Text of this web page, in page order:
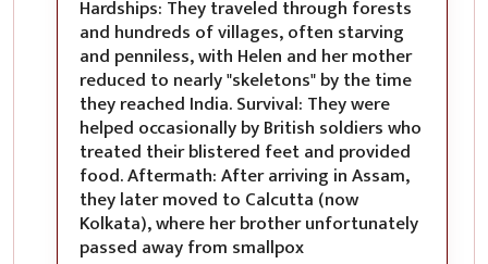
Hardships: They traveled through forests
and hundreds of villages, often starving
and penniless, with Helen and her mother
reduced to nearly "skeletons" by the time
they reached India. Survival: They were
helped occasionally by British soldiers who
treated their blistered feet and provided
food. Aftermath: After arriving in Assam,
they later moved to Calcutta (now
Kolkata), where her brother unfortunately
passed away from smallpox